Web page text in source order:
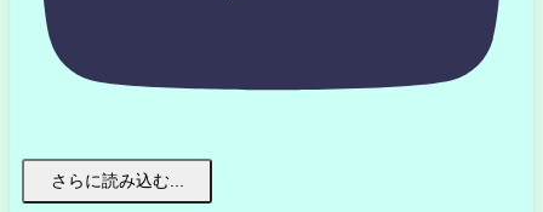
さらに読み込む...